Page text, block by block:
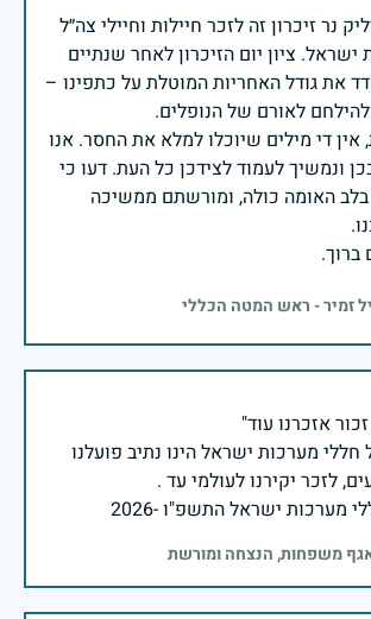
נר זיכרון זה לזכר חיילות וחיילי צה״ל
ציון יום הזיכרון לאחר שנתיים
את גודל האחריות המוטלת על כתפינו –
די מילים שיוכלו למלא את החסר. אנו
ונמשיך לעמוד לצידכן כל העת. דעו כי
בלב האומה כולה, ומורשתם ממשיכה
ברוך.
זמיר - ראש המטה הכללי
מערכות ישראל הינו נתיב פועלנו
מערכות ישראל התשפ"ו -2026
משפחות, הנצחה ומורשת